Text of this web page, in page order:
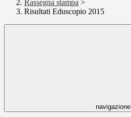
Rassegna stampa >
Risultati Eduscopio 2015
navigazione